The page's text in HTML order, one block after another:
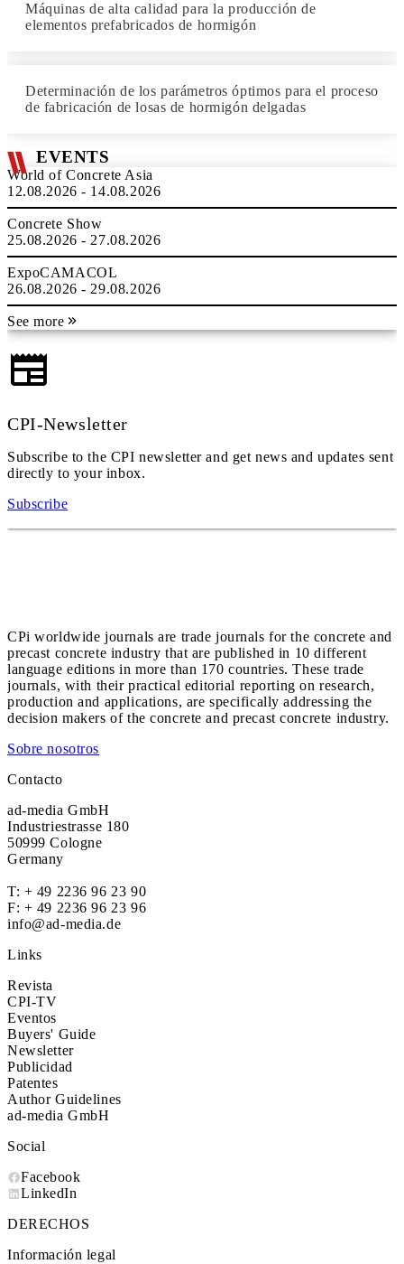
Máquinas de alta calidad para la producción de
elementos prefabricados de hormigón
Determinación de los parámetros óptimos para el proceso
de fabricación de losas de hormigón delgadas
EVENTS
World of Concrete Asia
12.08.2026 - 14.08.2026
Concrete Show
25.08.2026 - 27.08.2026
ExpoCAMACOL
26.08.2026 - 29.08.2026
See more
CPI-Newsletter
Subscribe to the CPI newsletter and get news and updates sent
directly to your inbox.
Subscribe
CPi worldwide journals are trade journals for the concrete and
precast concrete industry that are published in 10 different
language editions in more than 170 countries. These trade
journals, with their practical editorial reporting on research,
production and applications, are specifically addressing the
decision makers of the concrete and precast concrete industry.
Sobre nosotros
Contacto
ad-media GmbH
Industriestrasse 180
50999 Cologne
Germany
T: + 49 2236 96 23 90
F: + 49 2236 96 23 96
info@ad-media.de
Links
Revista
CPI-TV
Eventos
Buyers' Guide
Newsletter
Publicidad
Patentes
Author Guidelines
ad-media GmbH
Social
Facebook
LinkedIn
DERECHOS
Información legal